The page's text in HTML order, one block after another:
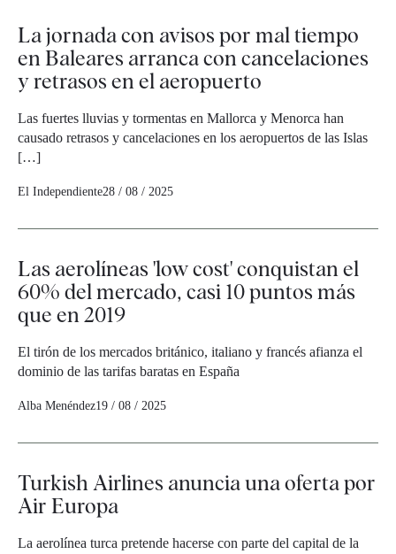
La jornada con avisos por mal tiempo
en Baleares arranca con cancelaciones
y retrasos en el aeropuerto
Las fuertes lluvias y tormentas en Mallorca y Menorca han
causado retrasos y cancelaciones en los aeropuertos de las Islas
[…]
El Independiente28 / 08 / 2025
Las aerolíneas 'low cost' conquistan el
60% del mercado, casi 10 puntos más
que en 2019
El tirón de los mercados británico, italiano y francés afianza el
dominio de las tarifas baratas en España
Alba Menéndez19 / 08 / 2025
Turkish Airlines anuncia una oferta por
Air Europa
La aerolínea turca pretende hacerse con parte del capital de la